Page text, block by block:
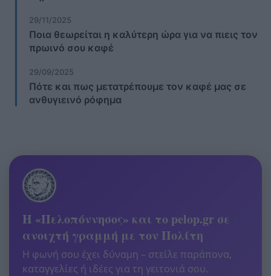
29/11/2025
Ποια θεωρείται η καλύτερη ώρα για να πιεις τον
πρωινό σου καφέ
29/09/2025
Πότε και πως μετατρέπουμε τον καφέ μας σε
ανθυγιεινό ρόφημα
Η «Πελοπόννησος» και το pelop.gr σε
ανοιχτή γραμμή με τον Πολίτη
Η φωνή σου έχει δύναμη – στείλε παράπονα,
καταγγελίες ή ιδέες για τη γειτονιά σου.